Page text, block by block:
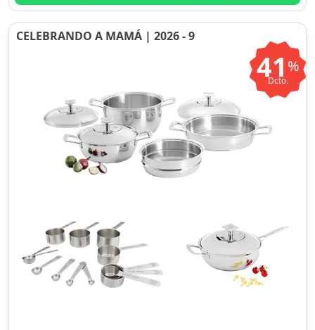
CELEBRANDO A MAMÁ | 2026 - 9
41 %
Dcto.